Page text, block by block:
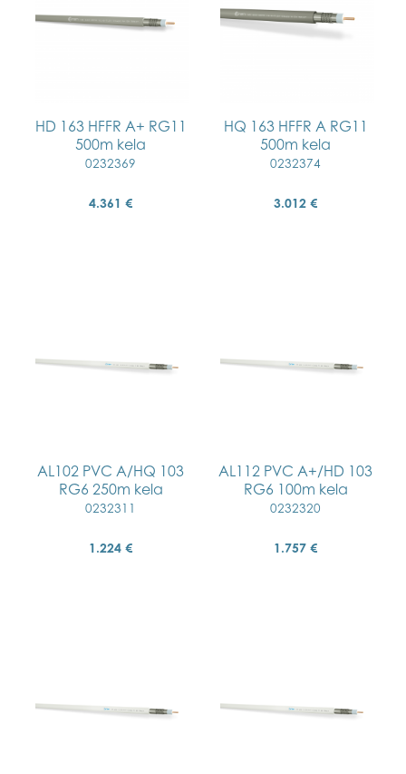
HD 163 HFFR A+ RG11
500m kela
0232369
4.361 €
HQ 163 HFFR A RG11
500m kela
0232374
3.012 €
AL102 PVC A/HQ 103
RG6 250m kela
0232311
1.224 €
AL112 PVC A+/HD 103
RG6 100m kela
0232320
1.757 €